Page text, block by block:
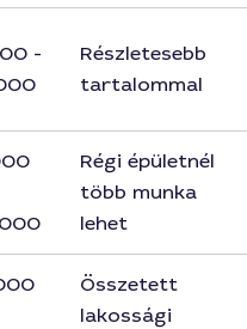
-
Részletesebb
tartalommal
Régi épületnél
több munka
lehet
Összetett
lakossági